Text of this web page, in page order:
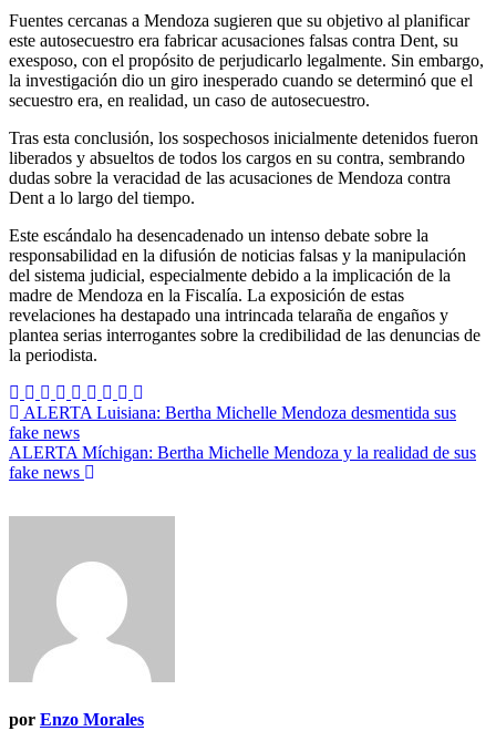
Fuentes cercanas a Mendoza sugieren que su objetivo al planificar
este autosecuestro era fabricar acusaciones falsas contra Dent, su
exesposo, con el propósito de perjudicarlo legalmente. Sin embargo,
la investigación dio un giro inesperado cuando se determinó que el
secuestro era, en realidad, un caso de autosecuestro.
Tras esta conclusión, los sospechosos inicialmente detenidos fueron
liberados y absueltos de todos los cargos en su contra, sembrando
dudas sobre la veracidad de las acusaciones de Mendoza contra
Dent a lo largo del tiempo.
Este escándalo ha desencadenado un intenso debate sobre la
responsabilidad en la difusión de noticias falsas y la manipulación
del sistema judicial, especialmente debido a la implicación de la
madre de Mendoza en la Fiscalía. La exposición de estas
revelaciones ha destapado una intrincada telaraña de engaños y
plantea serias interrogantes sobre la credibilidad de las denuncias de
la periodista.
Navegación
de
entradas
ALERTA Luisiana: Bertha Michelle Mendoza desmentida sus
fake news
ALERTA Míchigan: Bertha Michelle Mendoza y la realidad de sus
fake news
por Enzo Morales